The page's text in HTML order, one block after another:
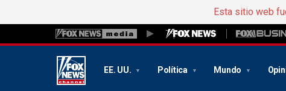
Esta sitio web
EE. UU. Política Mundo